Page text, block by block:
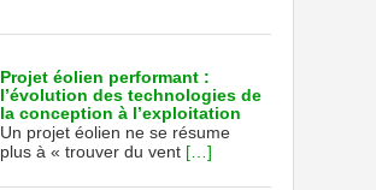
Projet éolien performant :
l’évolution des technologies de
la conception à l’exploitation
Un projet éolien ne se résume
plus à « trouver du vent […]